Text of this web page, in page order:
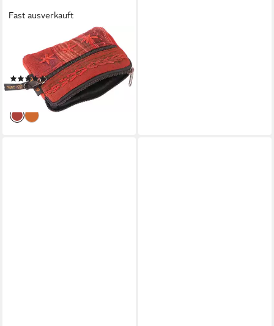
Fast ausverkauft
Geldbörse Ethno Patchwork
Portemonnaie, Geldbeutel,..
(1)
8,90 €
lieferbar - in 2-3 Werktagen bei dir